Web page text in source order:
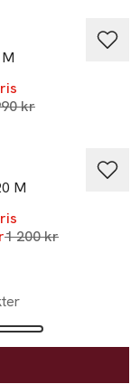
pris 30 dagar
kr
M
Lägsta pris 30 dagar
1 200 kr